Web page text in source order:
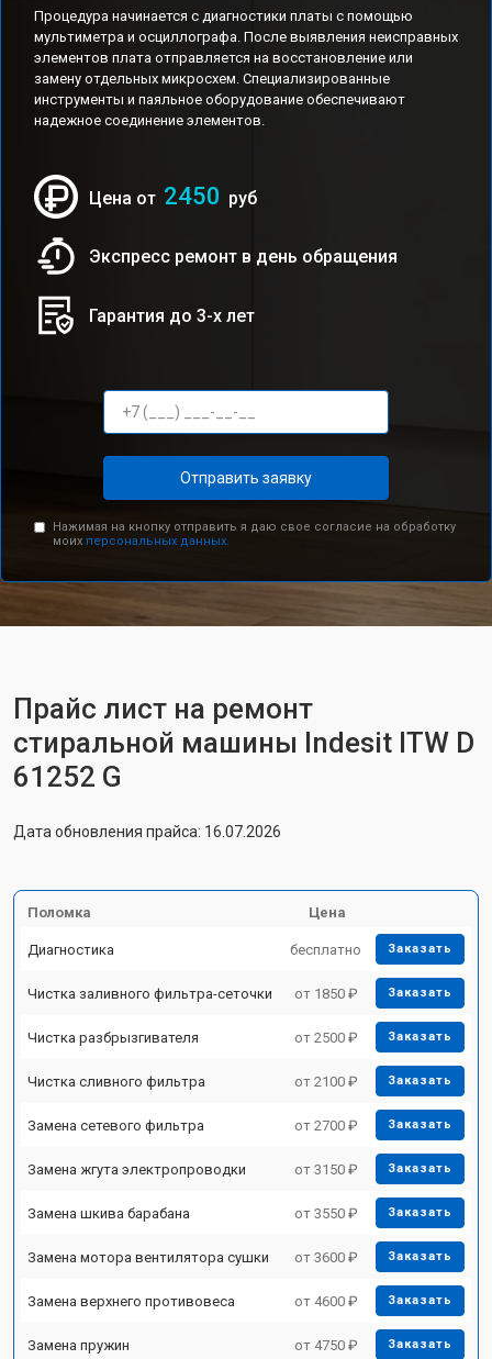
Процедура начинается с диагностики платы с помощью
мультиметра и осциллографа. После выявления неисправных
элементов плата отправляется на восстановление или
замену отдельных микросхем. Специализированные
инструменты и паяльное оборудование обеспечивают
надежное соединение элементов.
Цена от 2450 руб
Экспресс ремонт в день обращения
Гарантия до 3-х лет
Отправить заявку
Нажимая на кнопку отправить я даю свое согласие на обработку
моих персональных данных.
Прайс лист на ремонт
стиральной машины Indesit ITW D
61252 G
Дата обновления прайса: 16.07.2026
Поломка Цена
Диагностика бесплатно Заказать
Чистка заливного фильтра-сеточки от 1850 ₽ Заказать
Чистка разбрызгивателя от 2500 ₽ Заказать
Чистка сливного фильтра от 2100 ₽ Заказать
Замена сетевого фильтра от 2700 ₽ Заказать
Замена жгута электропроводки от 3150 ₽ Заказать
Замена шкива барабана от 3550 ₽ Заказать
Замена мотора вентилятора сушки от 3600 ₽ Заказать
Замена верхнего противовеса от 4600 ₽ Заказать
Замена пружин от 4750 ₽ Заказать